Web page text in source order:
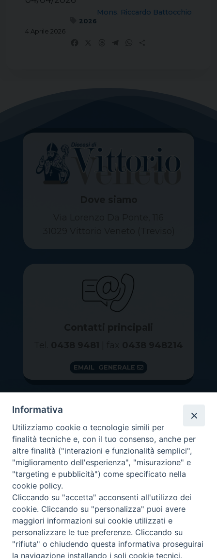
Mons. Riccardo Battocchio
2026
4 Aprile 2026
EMAIL GENERALE
GRAZIE PER IL TUO AIUTO
Insieme per la Diocesi
Copyright 2026 ©Diocesi di Vittorio Veneto-Privacy
Informativa
Utilizziamo cookie o tecnologie simili per
finalità tecniche e, con il tuo consenso, anche per
altre finalità ("interazioni e funzionalità semplici",
"miglioramento dell'esperienza", "misurazione" e
"targeting e pubblicità") come specificato nella
cookie policy.
Cliccando su "accetta" acconsenti all'utilizzo dei
cookie. Cliccando su "personalizza" puoi avere
maggiori informazioni sui cookie utilizzati e
personalizzare le tue preferenze. Cliccando su
"rifiuta" o chiudendo questa informativa proseguirai
la navigazione installando i soli cookie tecnici.